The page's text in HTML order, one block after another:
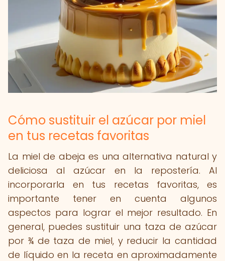
Cómo sustituir el azúcar por miel
en tus recetas favoritas
La miel de abeja es una alternativa natural y
deliciosa al azúcar en la repostería. Al
incorporarla en tus recetas favoritas, es
importante tener en cuenta algunos
aspectos para lograr el mejor resultado. En
general, puedes sustituir una taza de azúcar
por ¾ de taza de miel, y reducir la cantidad
de líquido en la receta en aproximadamente